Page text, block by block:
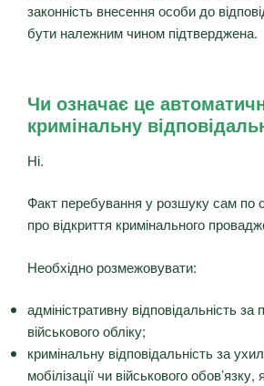
законність внесення особи до
бути належним чином підтверджена.
Чи означає це
кримінальну
Ні.
Факт перебування у розшуку сам по
про відкриття кримінального
Необхідно розмежовувати:
адміністративну відповідальність
військового обліку;
кримінальну відповідальність за
мобілізації чи військового